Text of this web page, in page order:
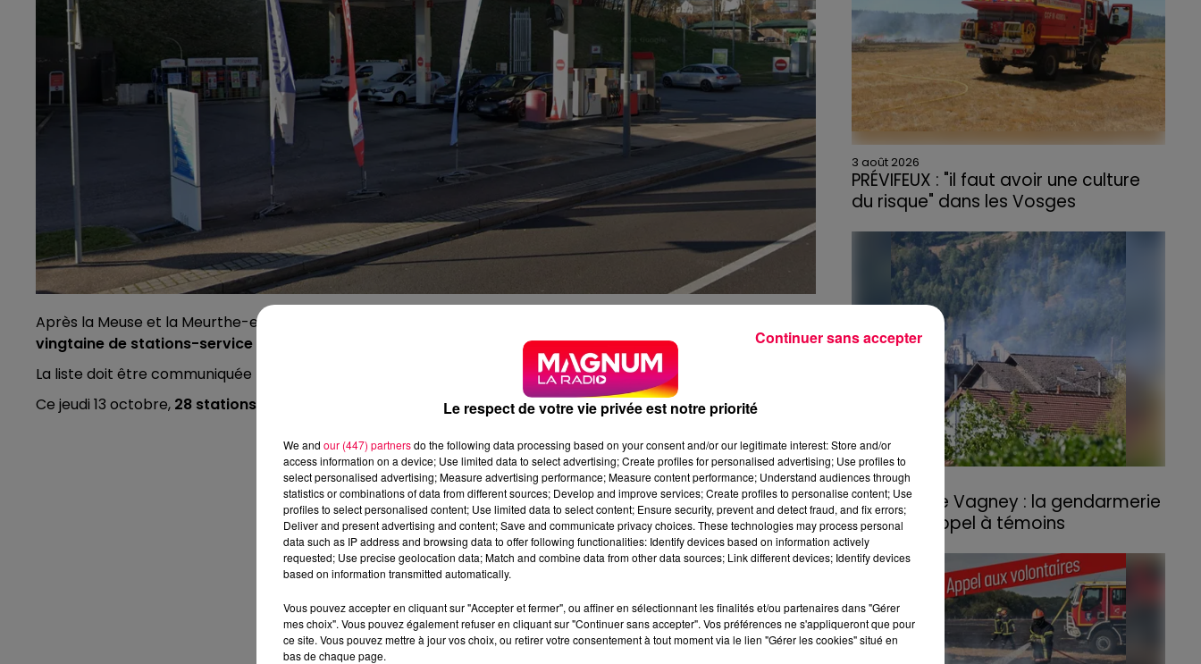
Après la Meuse et la Meurthe-et-Moselle, la préfecture des Vosges annonce des
vingtaine de stations-service
pour les professionnels de santé et de sécuritédès ce vendredi 14 octobre.
La liste doit être communiquée par la préfecture.
Ce jeudi 13 octobre, 28 stations-service étaient toujours ferméessur les 88 recensées dans le département.
3 août 2026
PRÉVIFEUX : "il faut avoir une culture
du risque" dans les Vosges
3 août 2026
Incendie de Vagney : la gendarmerie
lance un appel à témoins
Le feu, parti d'une haie avant de se propager
au quartier résidentiel, avait détruit deux
habitations et contraint à l'évacuation d'une
centaine de personnes.
Le respect de votre vie privée est notre priorité
We and our (447) partnersdo the following data processing based on your consent and/or our legitimate interest: Store and/or
access information on a device; Use limited data to select advertising; Create profiles for personalised advertising; Use profiles to
select personalised advertising; Measure advertising performance; Measure content performance; Understand audiences through
statistics or combinations of data from different sources; Develop and improve services; Create profiles to personalise content; Use
profiles to select personalised content; Use limited data to select content; Ensure security, prevent and detect fraud, and fix errors;
Deliver and present advertising and content; Save and communicate privacy choices. These technologies may process personal
data such as IP address and browsing data to offer following functionalities: Identify devices based on information actively
requested; Use precise geolocation data; Match and combine data from other data sources; Link different devices; Identify devices
based on information transmitted automatically.
Vous pouvez accepter en cliquant sur "Accepter et fermer", ou affiner en sélectionnant les finalités et/ou partenaires dans "Gérer
mes choix". Vous pouvez également refuser en cliquant sur "Continuer sans accepter". Vos préférences ne s'appliqueront que pour
ce site. Vous pouvez mettre à jour vos choix, ou retirer votre consentement à tout moment via le lien "Gérer les cookies" situé en
bas de chaque page.
Continuer sans accepter